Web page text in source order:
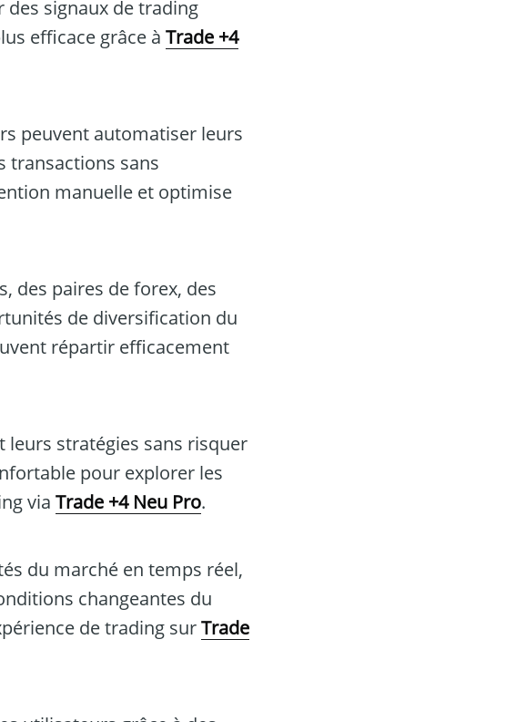
signaux de trading
efficace grâce à Trade +4
peuvent automatiser leurs
transactions sans
manuelle et optimise
des paires de forex, des
de diversification du
répartir efficacement
leurs stratégies sans risquer
pour explorer les
via Trade +4 Neu Pro.
du marché en temps réel,
changeantes du
de trading surTrade